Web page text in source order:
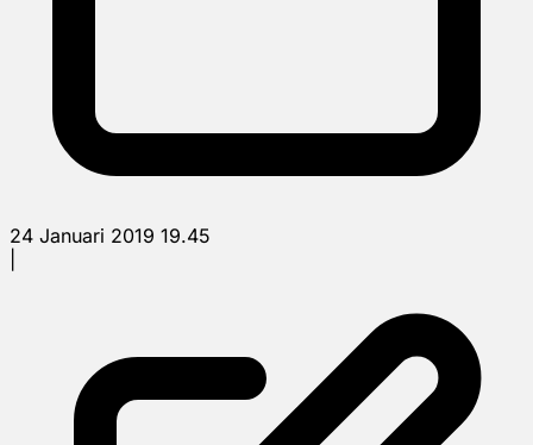
24 Januari 2019 19.45